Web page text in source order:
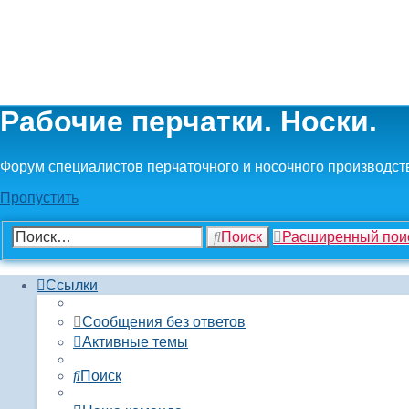
Рабочие перчатки. Носки.
Форум специалистов перчаточного и носочного
Пропустить
Поиск Расширенный
Ссылки
Сообщения без ответов
Активные темы
Поиск